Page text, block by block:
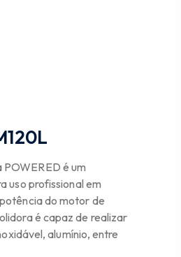
é um
uso profissional em
do motor de
é capaz de realizar
alumínio, entre